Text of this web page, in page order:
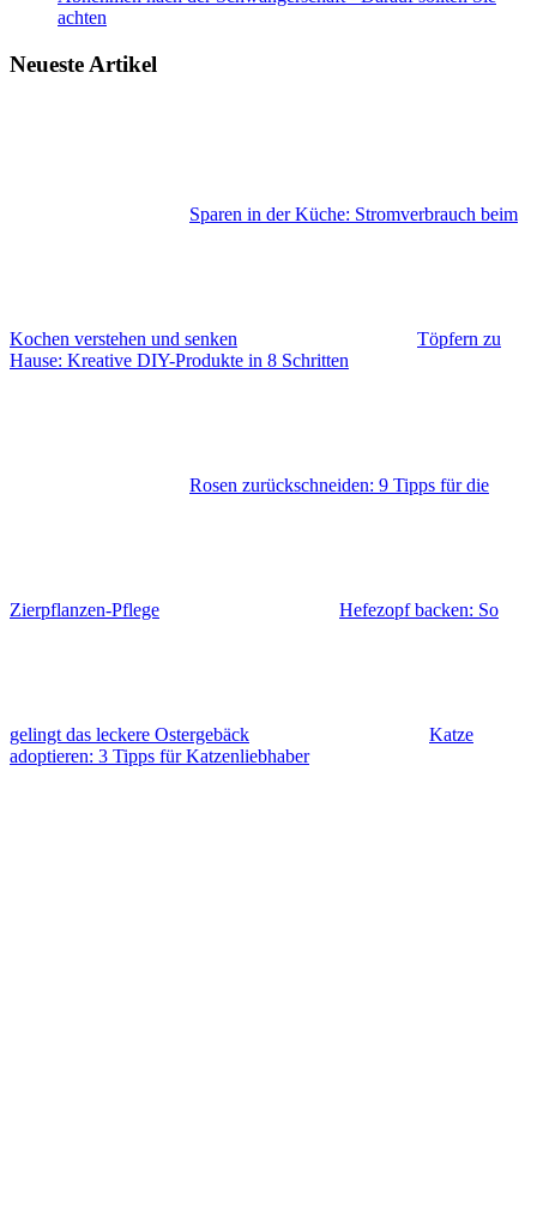
achten
Neueste Artikel
Sparen in der Küche: Stromverbrauch beim
Kochen verstehen und senken
Töpfern zu
Hause: Kreative DIY-Produkte in 8 Schritten
Rosen zurückschneiden: 9 Tipps für die
Zierpflanzen-Pflege Hefezopf backen: So
gelingt das leckere Ostergebäck
Katze
adoptieren: 3 Tipps für Katzenliebhaber